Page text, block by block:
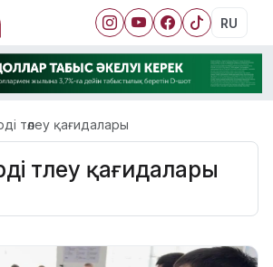
RU
төлеу қағидалары
төлеу қағидалары